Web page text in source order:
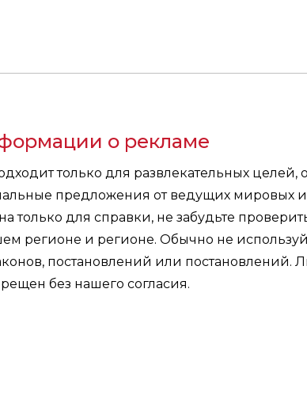
о рекламе
только для развлекательных
предложения от ведущих мировых
только для справки, не забудьте
регионе и регионе. Обычно не
постановлений или постановлений.
без нашего согласия.